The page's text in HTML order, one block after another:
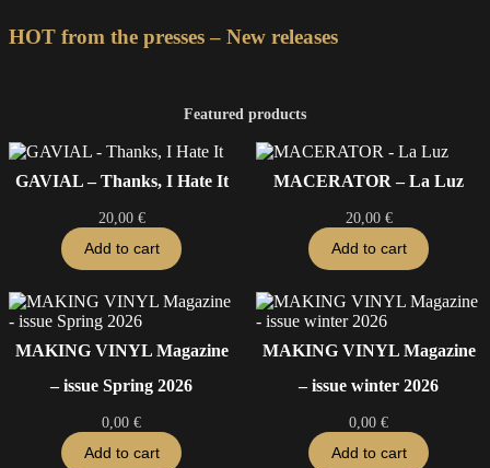
HOT from the presses – New releases
Featured products
GAVIAL – Thanks, I Hate It
20,00 €
Add to cart
MACERATOR – La Luz
20,00 €
Add to cart
MAKING VINYL Magazine
– issue Spring 2026
0,00 €
Add to cart
MAKING VINYL Magazine
– issue winter 2026
0,00 €
Add to cart